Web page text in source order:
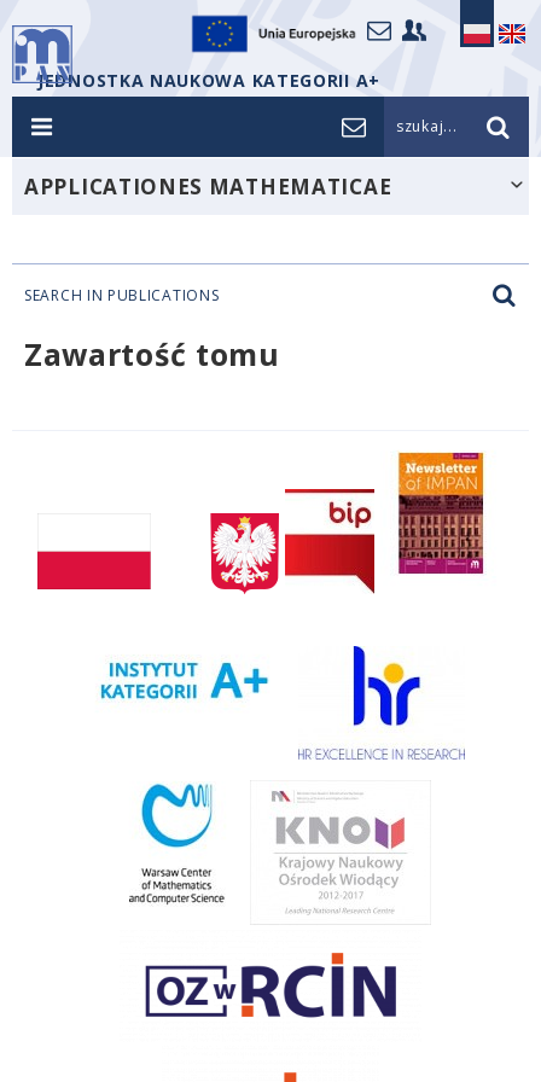
JEDNOSTKA NAUKOWA KATEGORII A+
szukaj...
APPLICATIONES MATHEMATICAE
SEARCH IN PUBLICATIONS
Zawartość tomu